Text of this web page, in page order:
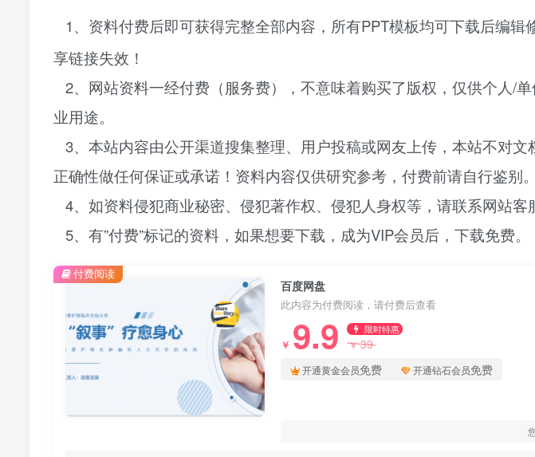
1、资料付费后即可获得完整全部内容，所有PPT模板均可下载后编辑
享链接失效！
2、网站资料一经付费（服务费），不意味着购买了版权，仅供个人/
业用途。
3、本站内容由公开渠道搜集整理、用户投稿或网友上传，本站不对
正确性做任何保证或承诺！资料内容仅供研究参考，付费前请自行鉴别。
4、如资料侵犯商业秘密、侵犯著作权、侵犯人身权等，请联系网站客
5、有”付费”标记的资料，如果想要下载，成为VIP会员后，下载免费。
百度网盘
此内容为付费阅读，请付费后查看
￥ 9.9 限时特惠
￥39
开通黄金会员免费 开通钻石会员免费
付费阅读